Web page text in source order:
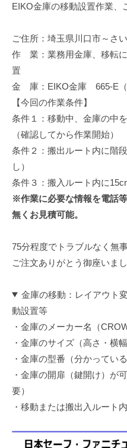
1
番
移
・
修
理
等
の
専
EIKO金庫の移動設置作業、
ご住所：埼玉県川口市～さ
作 業：業務用金庫、移転
置
金 庫：EIKO金庫 665-E（
【今回の作業条件】
条件１：移動中、金庫の中
（確認してから作業開始）
条件２：搬出ルート内に階
し）
条件３：搬入ルート内に
※作業に必要な情報を電話
無くお見積可能。
75分程度でトラブルなく無
ご注文ありがとう御座いまし
金庫の移動：レイアウト
動設置等
・金庫のメーカー名（
・金庫のサイズ（高さ・横幅
・金庫の型番（分かっている
・金庫の開扉（鍵開け）が
要）
・移動または搬出入ルート